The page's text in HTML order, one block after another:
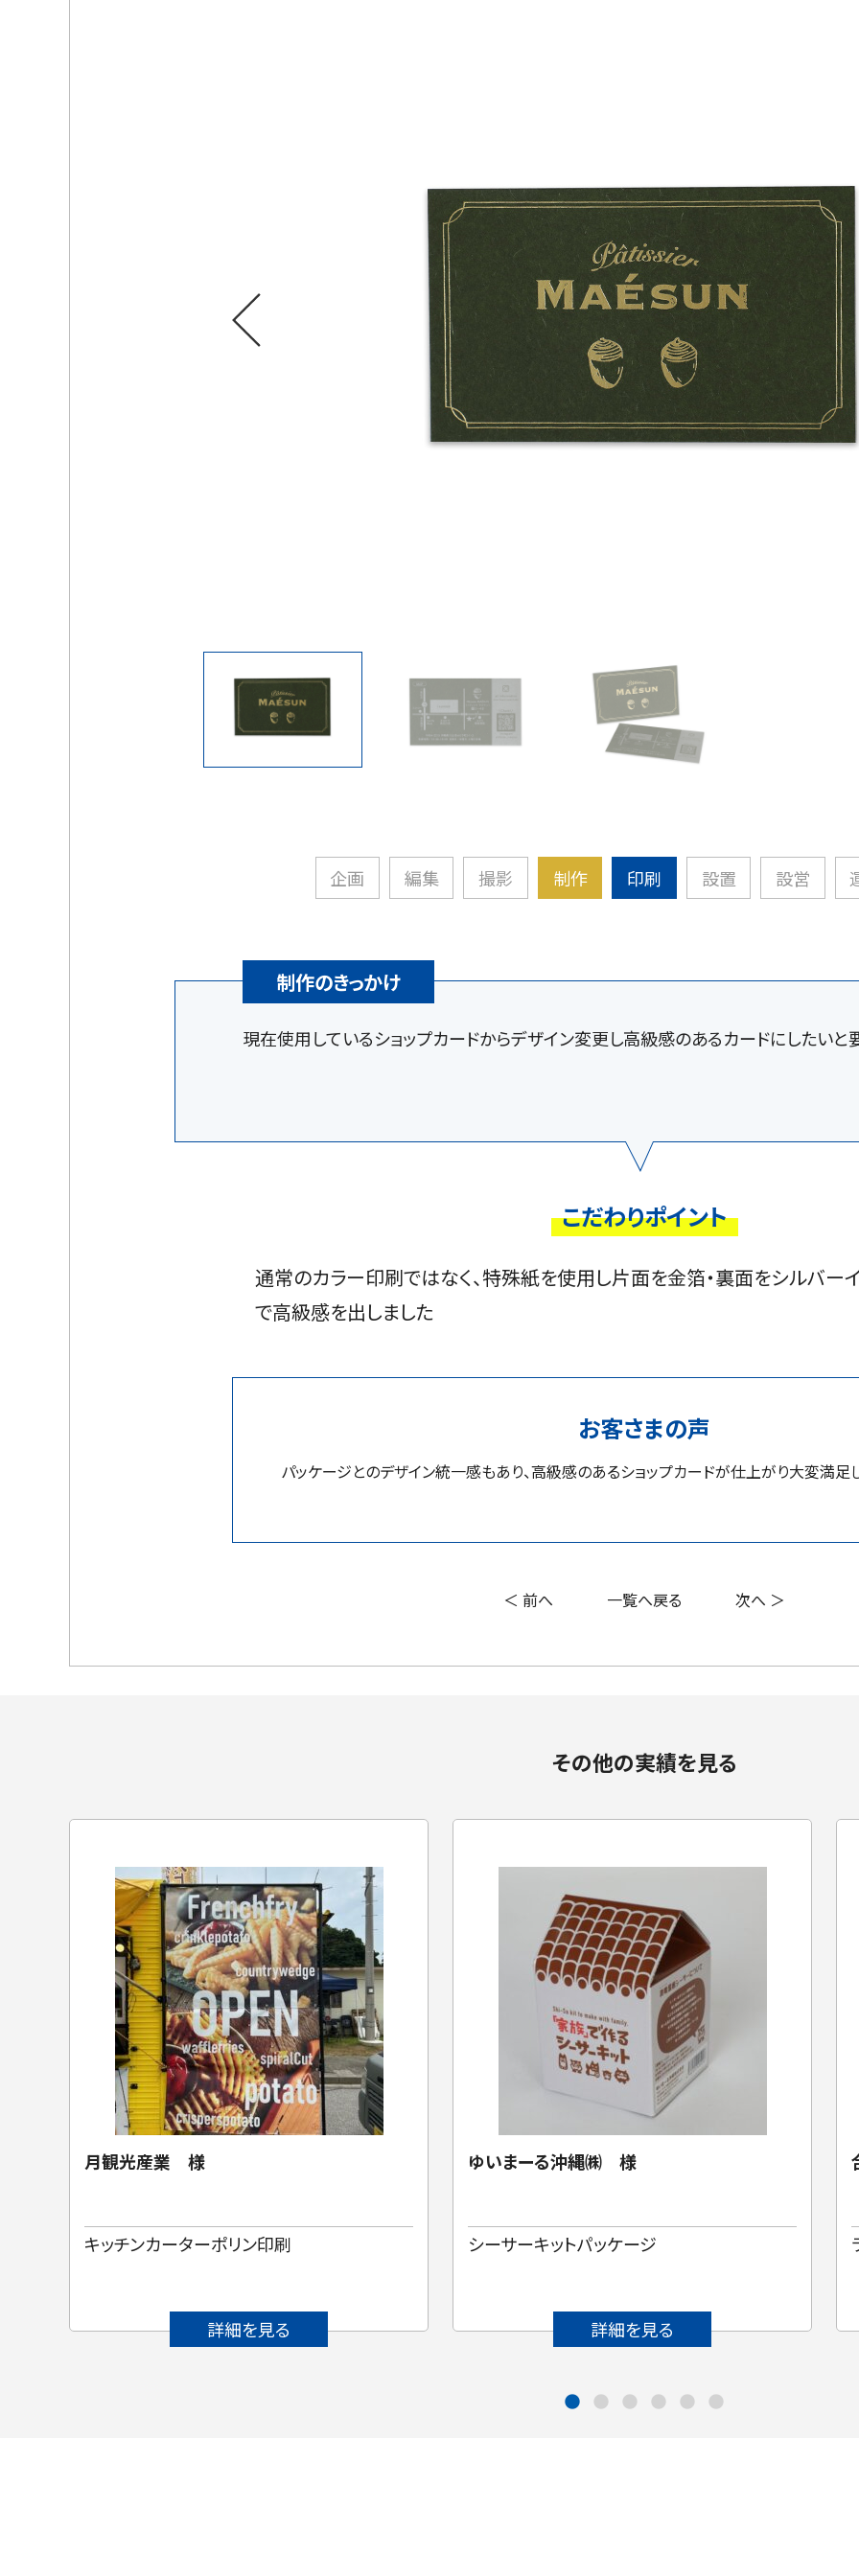
企画 編集 撮影 制作 印刷 設置 設営
制作のきっかけ
現在使用しているショップカードからデザイン変更し高級感のあるカードにしたいと
こだわりポイント
通常のカラー印刷ではなく、特殊紙を使用し片面を金箔・裏面をシルバー
で高級感を出しました
お客さまの声
パッケージとのデザイン統一感もあり、高級感のあるショップカードが仕上がり大変満足
＜ 前へ 一覧へ戻る 次へ ＞
その他の実績を見る
月観光産業 様
キッチンカーターポリン印刷
詳細を見る
ゆいまーる沖縄㈱ 様
シーサーキットパッケージ
詳細を見る